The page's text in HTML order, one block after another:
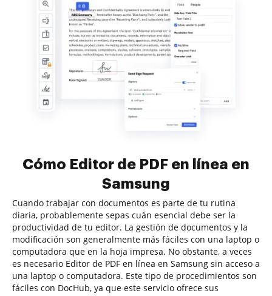
Cómo Editor de PDF en línea en
Samsung
Cuando trabajar con documentos es parte de tu rutina
diaria, probablemente sepas cuán esencial debe ser la
productividad de tu editor. La gestión de documentos y la
modificación son generalmente más fáciles con una laptop o
computadora que en la hoja impresa. No obstante, a veces
es necesario Editor de PDF en línea en Samsung sin acceso a
una laptop o computadora. Este tipo de procedimientos son
fáciles con DocHub, ya que este servicio ofrece sus